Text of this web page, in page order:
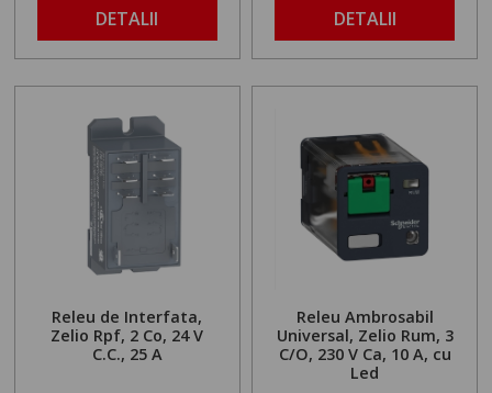
DETALII DETALII
Releu de Interfata,
Zelio Rpf, 2 Co, 24 V
C.C., 25 A
Releu Ambrosabil
Universal, Zelio Rum, 3
C/O, 230 V Ca, 10 A, cu
Led